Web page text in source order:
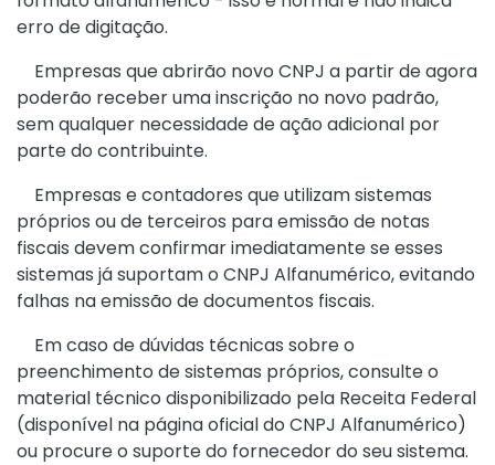
erro de digitação.
Empresas que abrirão novo CNPJ a partir de agora
poderão receber uma inscrição no novo padrão,
sem qualquer necessidade de ação adicional por
parte do contribuinte.
Empresas e contadores que utilizam sistemas
próprios ou de terceiros para emissão de notas
fiscais devem confirmar imediatamente se esses
sistemas já suportam o CNPJ Alfanumérico, evitando
falhas na emissão de documentos fiscais.
Em caso de dúvidas técnicas sobre o
preenchimento de sistemas próprios, consulte o
material técnico disponibilizado pela Receita Federal
(disponível na página oficial do CNPJ Alfanumérico)
ou procure o suporte do fornecedor do seu sistema.